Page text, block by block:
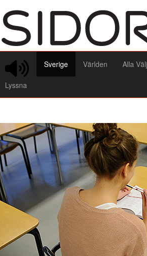
Lyssna
Sverige Världen Alla